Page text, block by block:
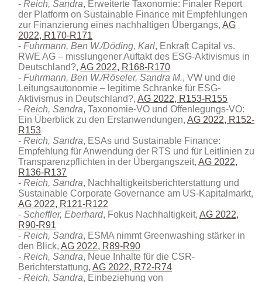
Reich, Sandra, Erweiterte Taxonomie: Finaler Report
der Platform on Sustainable Finance mit Empfehlungen
zur Finanzierung eines nachhaltigen Übergangs,AG
2022, R170-R171
Fuhrmann, Ben W./Döding, Karl, Enkraft Capital vs.
RWE AG – misslungener Auftakt des ESG-Aktivismus in
Deutschland?,AG 2022, R168-R170
Fuhrmann, Ben W./Röseler, Sandra M., VW und die
Leitungsautonomie – legitime Schranke für ESG-
Aktivismus in Deutschland?,AG 2022, R153-R155
Reich, Sandra, Taxonomie-VO und Offenlegungs-VO:
Ein Überblick zu den Erstanwendungen,AG 2022, R152-
R153
Reich, Sandra, ESAs und Sustainable Finance:
Empfehlung für Anwendung der RTS und für Leitlinien zu
Transparenzpflichten in der Übergangszeit,AG 2022,
R136-R137
Reich, Sandra, Nachhaltigkeitsberichterstattung und
Sustainable Corporate Governance am US-Kapitalmarkt,
AG 2022, R121-R122
Scheffler, Eberhard, Fokus Nachhaltigkeit,AG 2022,
R90-R91
Reich, Sandra, ESMA nimmt Greenwashing stärker in
den Blick,AG 2022, R89-R90
Reich, Sandra, Neue Inhalte für die CSR-
Berichterstattung,AG 2022, R72-R74
Reich, Sandra, Einbeziehung von